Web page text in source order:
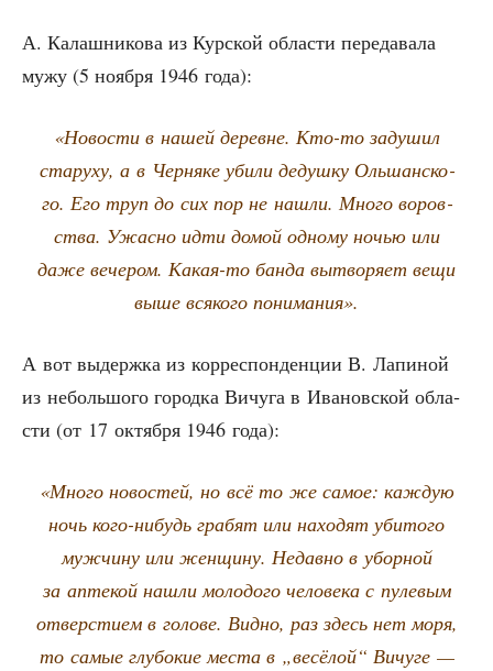
А. Калаш­ни­ко­ва из Кур­ской обла­сти пере­да­ва­ла
мужу (5 нояб­ря 1946 года):
«Ново­сти в нашей деревне. Кто-то заду­шил
ста­ру­ху, а в Чер­ня­ке уби­ли дедуш­ку Оль­шан­ско­
го. Его труп до сих пор не нашли. Мно­го воров­
ства. Ужас­но идти домой одно­му ночью или
даже вече­ром. Какая-то бан­да вытво­ря­ет вещи
выше вся­ко­го понимания».
А вот выдерж­ка из кор­ре­спон­ден­ции В. Лапи­ной
из неболь­шо­го город­ка Вичу­га в Ива­нов­ской обла­
сти (от 17 октяб­ря 1946 года):
«Мно­го ново­стей, но всё то же самое: каж­дую
ночь кого-нибудь гра­бят или нахо­дят уби­то­го
муж­чи­ну или жен­щи­ну. Недав­но в убор­ной
за апте­кой нашли моло­до­го чело­ве­ка с пуле­вым
отвер­сти­ем в голо­ве. Вид­но, раз здесь нет моря,
то самые глу­бо­кие места в „весё­лой“ Вичу­ге —